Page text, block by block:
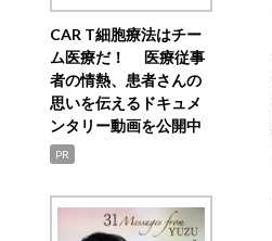
CAR T細胞療法はチー
ム医療だ！ 医療従事
者の情熱、患者さんの
思いを伝えるドキュメ
ンタリー動画を公開中
PR